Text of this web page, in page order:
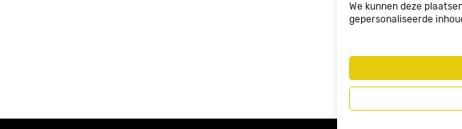
We kunnen deze
gepersonaliseerde